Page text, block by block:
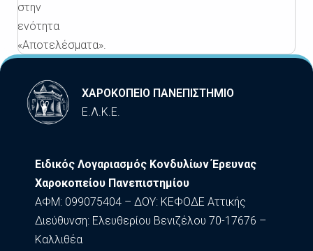
στην
ενότητα
«Αποτελέσματα».
ΧΑΡΟΚΟΠΕΙΟ ΠΑΝΕΠΙΣΤΗΜΙΟ
Ε.Λ.Κ.Ε.
Ειδικός Λογαριασμός Κονδυλίων Έρευνας
Χαροκοπείου Πανεπιστημίου
ΑΦΜ: 099075404 – ΔΟΥ: ΚΕΦΟΔΕ Αττικής
Διεύθυνση: Ελευθερίου Βενιζέλου 70-17676 –
Καλλιθέα